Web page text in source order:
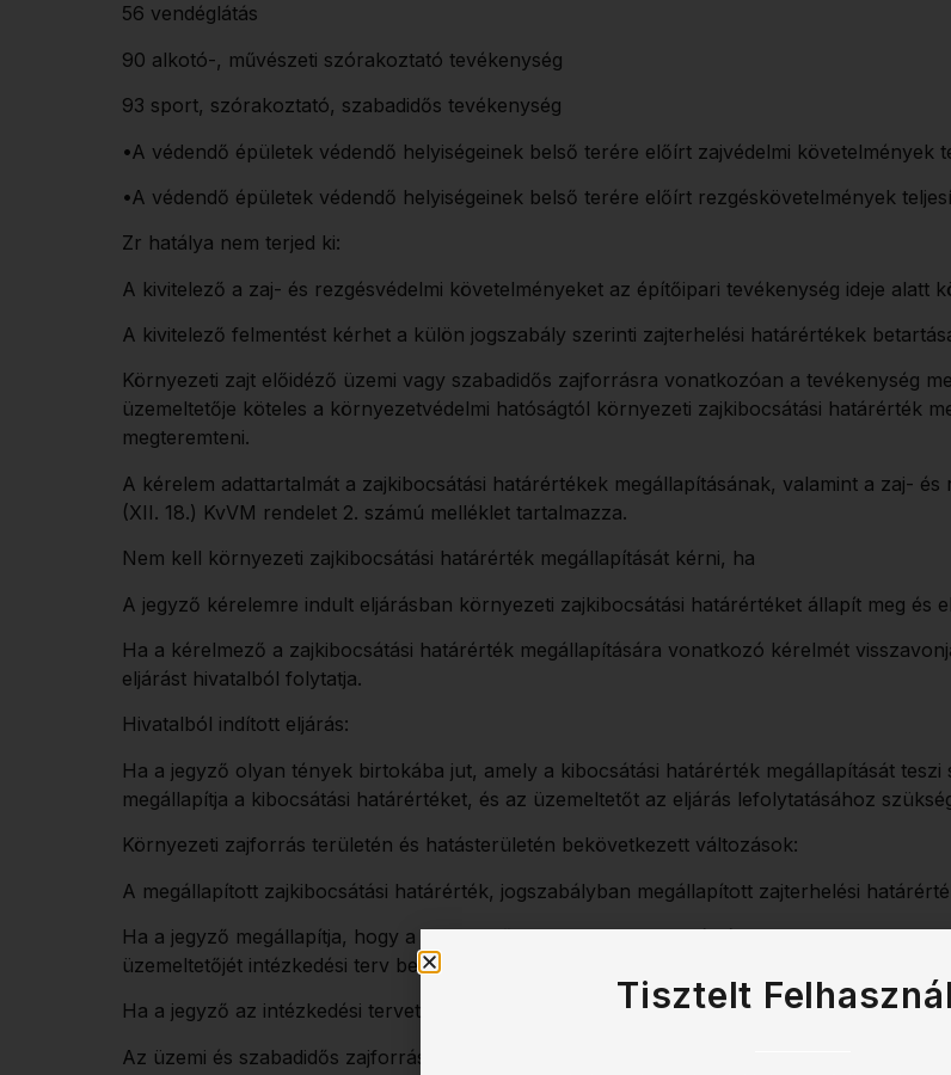
56 vendéglátás
90 alkotó-, művészeti szórakoztató tevékenység
93 sport, szórakoztató, szabadidős tevékenység
•A védendő épületek védendő helyiségeinek belső terére előírt zajvédelmi követelmények
•A védendő épületek védendő helyiségeinek belső terére előírt rezgéskövetelmények
Zr hatálya nem terjed ki:
A kivitelező a zaj- és rezgésvédelmi követelményeket az építőipari tevékenység ideje alatt
A kivitelező felmentést kérhet a külön jogszabály szerinti zajterhelési határértékek
Környezeti zajt előidéző üzemi vagy szabadidős zajforrásra vonatkozóan a tevékenység
üzemeltetője köteles a környezetvédelmi hatóságtól környezeti zajkibocsátási határérték
megteremteni.
A kérelem adattartalmát a zajkibocsátási határértékek megállapításának, valamint a zaj-
(XII. 18.) KvVM rendelet 2. számú melléklet tartalmazza.
Nem kell környezeti zajkibocsátási határérték megállapítását kérni, ha
A jegyző kérelemre indult eljárásban környezeti zajkibocsátási határértéket állapít meg és
Ha a kérelmező a zajkibocsátási határérték megállapítására vonatkozó kérelmét
eljárást hivatalból folytatja.
Hivatalból indított eljárás:
Ha a jegyző olyan tények birtokába jut, amely a kibocsátási határérték megállapítását
megállapítja a kibocsátási határértéket, és az üzemeltetőt az eljárás lefolytatásához
Környezeti zajforrás területén és hatásterületén bekövetkezett változások:
A megállapított zajkibocsátási határérték, jogszabályban megállapított zajterhelési
Ha a jegyző megállapítja, hogy a szabadidős vagy üzemi zajforrás által okozott zaj a
üzemeltetőjét intézkedési terv benyújtására kötelezi.
Ha a jegyző az intézkedési tervet jóváhagyja, az üzemeltetőt határidő kitűzésével a benne
Az üzemi és szabadidős zajforrásokra készített intézkedési tervet a jegyző abban az
Tisztelt